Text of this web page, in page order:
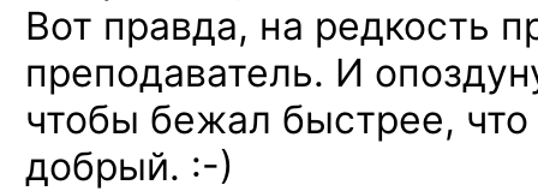
Вот правда, на редкость
преподаватель. И
чтобы бежал быстрее,
добрый. :-)